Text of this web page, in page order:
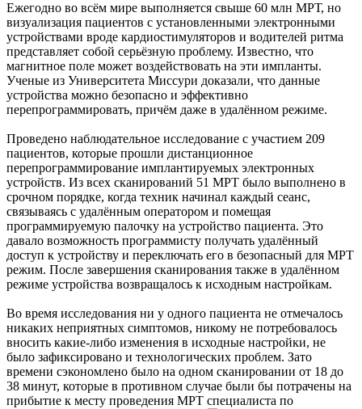
Ежегодно во всём мире выполняется свыше 60 млн МРТ, но
визуализация пациентов с установленными электронными
устройствами вроде кардиостимуляторов и водителей ритма
представляет собой серьёзную проблему. Известно, что
магнитное поле может воздействовать на эти импланты.
Ученые из Университета Миссури доказали, что данные
устройства можно безопасно и эффективно
перепрограммировать, причём даже в удалённом режиме.
Проведено наблюдательное исследование с участием 209
пациентов, которые прошли дистанционное
перепрограммирование имплантируемых электронных
устройств. Из всех сканирований 51 МРТ было выполнено в
срочном порядке, когда техник начинал каждый сеанс,
связываясь с удалённым оператором и помещая
программируемую палочку на устройство пациента. Это
давало возможность программисту получать удалённый
доступ к устройству и переключать его в безопасный для МРТ
режим. После завершения сканирования также в удалённом
режиме устройства возвращалось к исходным настройкам.
Во время исследования ни у одного пациента не отмечалось
никаких неприятных симптомов, никому не потребовалось
вносить какие-либо изменения в исходные настройки, не
было зафиксировано и технологических проблем. Зато
времени сэкономлено было на одном сканировании от 18 до
38 минут, которые в противном случае были бы потрачены на
прибытие к месту проведения МРТ специалиста по